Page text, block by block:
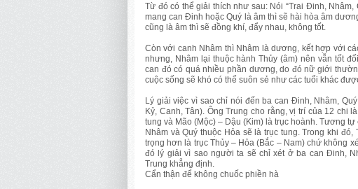
Từ đó có thể giải thích như sau: Nói “Trai Đinh,
mang can Đinh hoặc Quý là âm thì sẽ hài hòa âm
cũng là âm thì sẽ đồng khí, đẩy nhau, không tốt.
Còn với canh Nhâm thì Nhâm là dương, kết hợp với
nhưng, Nhâm lại thuộc hành Thủy (âm) nên vẫn tốt
can đó có quá nhiều phần dương, do đó nữ giới
cuộc sống sẽ khó có thể suôn sẻ như các tuổi khác
Lý giải việc vì sao chỉ nói đến ba can Đinh, Nhâm,
Kỷ, Canh, Tân). Ông Trung cho rằng, vị trí của 12 chi
tung và Mão (Mộc) – Dậu (Kim) là trục hoành. Tương
Nhâm và Quý thuộc Hỏa sẽ là trục tung. Trong khi
trọng hơn là trục Thủy – Hỏa (Bắc – Nam) chứ không
đó lý giải vì sao người ta sẽ chỉ xét ở ba can Đinh,
Trung khẳng định.
Cẩn thận để không chuốc phiền hà